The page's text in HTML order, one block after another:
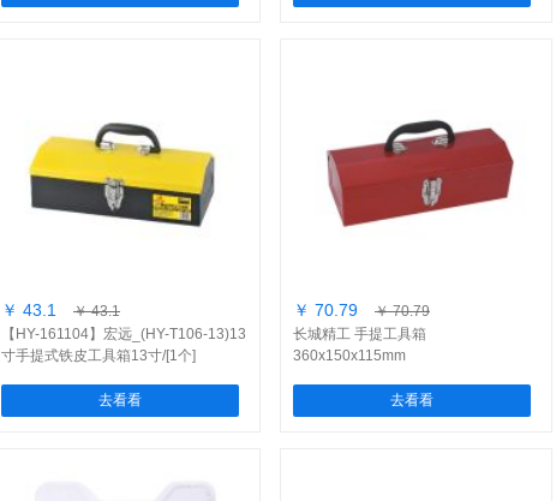
￥ 43.1
￥ 43.1
【HY-161104】宏远_(HY-T106-13)13
寸手提式铁皮工具箱13寸/[1个]
去看看
￥ 70.79
￥ 70.79
长城精工 手提工具箱
360x150x115mm
去看看